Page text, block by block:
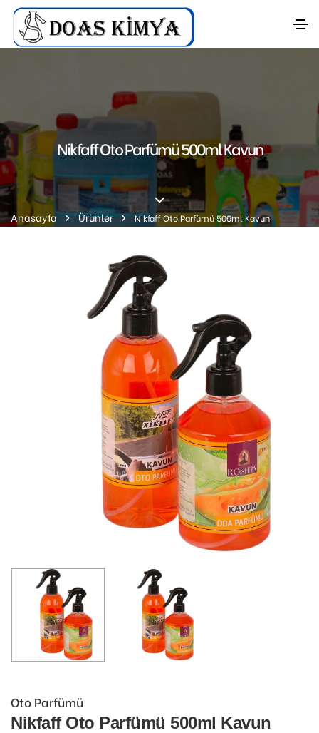
Nikfaff Oto Parfümü 500ml Kavun
Anasayfa Ürünler Nikfaff Oto Parfümü 500ml Kavun
Oto Parfümü
Nikfaff Oto Parfümü 500ml Kavun